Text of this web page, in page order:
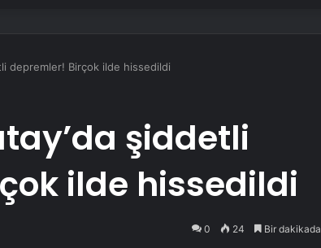
depremler! Birçok ilde hissedildi
şiddetli
ilde hissedildi
0 24 Bir